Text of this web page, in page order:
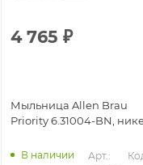
4 765 ₽
Мыльница Allen Brau
Priority 6.31004-BN,
В наличии
Арт.: